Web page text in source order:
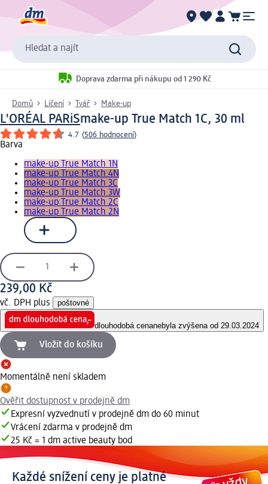
Hledat a najít
Doprava zdarma při nákupu od 1 290 Kč
Domů Líčení Tvář Make-up
L'ORÉAL PARiSmake-up True Match 1C, 30 ml
4.7 (506 hodnocení)
Barva
make-up True Match 1N
make-up True Match 4N
make-up True Match 3C
make-up True Match 3W
make-up True Match 2C
make-up True Match 2N
239,00 Kč
vč. DPH plus poštovné
dlouhodobá cenanebyla zvýšena od 29.03.2024
Vložit do košíku
Momentálně není skladem
Ověřit dostupnost v prodejně dm
Expresní vyzvednutí v prodejně dm do 60 minut
Vrácení zdarma v prodejně dm
25 Kč = 1 dm active beauty bod
Každé snížení ceny je platné